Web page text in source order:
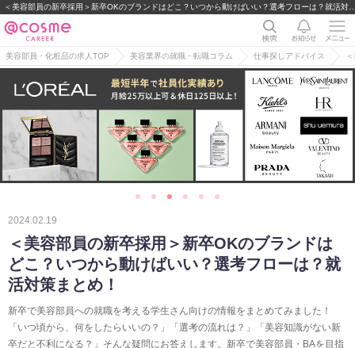
美容部員・化粧品の求人TOP 美容業界の就職・転職コラム 仕事探しアドバイス
2024.02.19
＜美容部員の新卒採用＞新卒OKのブランドは
どこ？いつから動けばいい？選考フローは？就
活対策まとめ！
新卒で美容部員への就職を考える学生さん向けの情報をまとめてみました！
「いつ頃から、何をしたらいいの？」「選考の流れは？」「美容知識がない新
卒だと不利になる？」そんな疑問にお答えします。新卒で美容部員・BAを目指